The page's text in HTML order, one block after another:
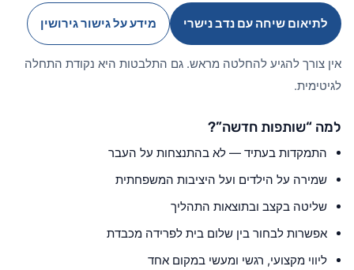
לתיאום שיחה עם נדב נישרי מידע על גישור גירושין
אין צורך להגיע להחלטה מראש. גם התלבטות היא נקודת התחלה
לגיטימית.
למה “שותפות חדשה”?
התמקדות בעתיד — לא בהתנצחות על העבר
שמירה על הילדים ועל היציבות המשפחתית
שליטה בקצב ובתוצאות התהליך
אפשרות לבחור בין שלום בית לפרידה מכבדת
ליווי מקצועי, רגשי ומעשי במקום אחד